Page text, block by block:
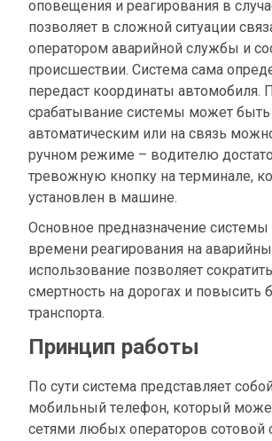
оповещения и реагирования в
позволяет в сложной ситуации
оператором аварийной службы и
происшествии. Система сама
передаст координаты автомобиля.
срабатывание системы может быть
автоматическим или на связь
ручном режиме – водителю
тревожную кнопку на терминале,
установлен в машине.
Основное предназначение
времени реагирования на
использование позволяет
смертность на дорогах и повысить
транспорта.
Принцип работы
По сути система представляет
мобильный телефон, который
сетями любых операторов сотовой